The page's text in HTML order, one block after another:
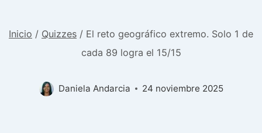
Inicio / Quizzes / El reto geográfico extremo. Solo 1 de
cada 89 logra el 15/15
Daniela Andarcia 24 noviembre 2025